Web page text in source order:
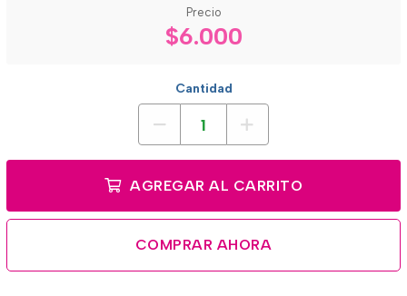
Precio
$6.000
Cantidad
AGREGAR AL CARRITO
COMPRAR AHORA